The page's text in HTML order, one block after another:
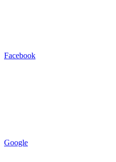
Facebook
Google